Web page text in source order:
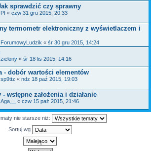
sprawdzić czy sprawny
PI « czw 31 gru 2015, 20:33
termometr elektroniczny z wyświetlaczem i
ForumowyLudzik « śr 30 gru 2015, 14:24
zielony « śr 18 lis 2015, 14:16
- dobór wartości elementów
sp9ttz « ndz 18 paź 2015, 19:03
wstępne założenia i działanie
Aga__ « czw 15 paź 2015, 21:46
nie starsze niż:
Sortuj wg